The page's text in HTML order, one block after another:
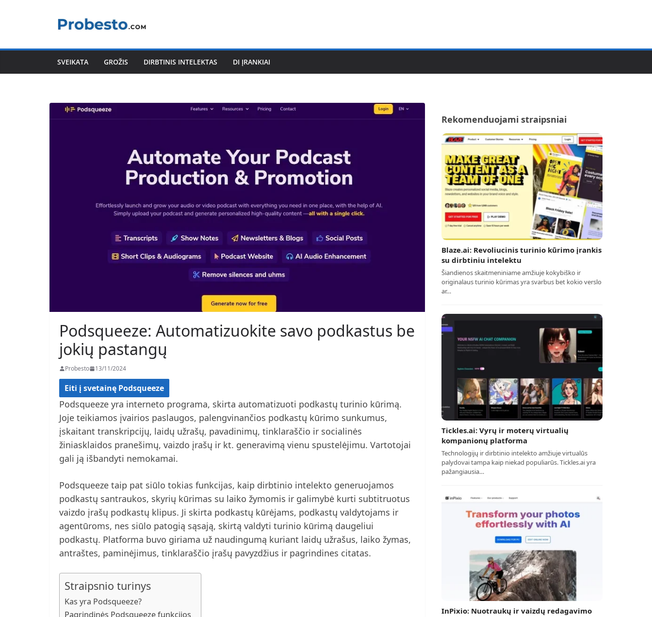
SVEIKATA GROŽIS DIRBTINIS INTELEKTAS DI ĮRANKIAI
Podsqueeze: Automatizuokite savo podkastus be
jokių pastangų
Probesto 13/11/2024
Eiti į svetainę Podsqueeze
Podsqueeze yra interneto programa, skirta automatizuoti podkastų turinio kūrimą.
Joje teikiamos įvairios paslaugos, palengvinančios podkastų kūrimo sunkumus,
įskaitant transkripcijų, laidų užrašų, pavadinimų, tinklaraščio ir socialinės
žiniasklaidos pranešimų, vaizdo įrašų ir kt. generavimą vienu spustelėjimu. Vartotojai
gali ją išbandyti nemokamai.
Podsqueeze taip pat siūlo tokias funkcijas, kaip dirbtinio intelekto generuojamos
podkastų santraukos, skyrių kūrimas su laiko žymomis ir galimybė kurti subtitruotus
vaizdo įrašų podkastų klipus. Ji skirta podkastų kūrėjams, podkastų valdytojams ir
agentūroms, nes siūlo patogią sąsają, skirtą valdyti turinio kūrimą daugeliui
podkastų. Platforma buvo giriama už naudingumą kuriant laidų užrašus, laiko žymas,
antraštes, paminėjimus, tinklaraščio įrašų pavyzdžius ir pagrindines citatas.
Straipsnio turinys
Kas yra Podsqueeze?
Pagrindinės Podsqueeze funkcijos
Rekomenduojami straipsniai
Blaze.ai: Revoliucinis turinio kūrimo įrankis
su dirbtiniu intelektu
Šiandienos skaitmeniniame amžiuje kokybiško ir
originalaus turinio kūrimas yra svarbus bet kokio verslo
ar…
Tickles.ai: Vyrų ir moterų virtualių
kompanionų platforma
Technologijų ir dirbtinio intelekto amžiuje virtualūs
palydovai tampa kaip niekad populiarūs. Tickles.ai yra
pažangiausia…
InPixio: Nuotraukų ir vaizdų redagavimo